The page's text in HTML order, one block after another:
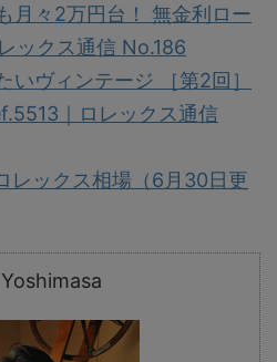
月々2万円台！ 無金利ロー
ックス通信 No.186
ヴィンテージ ［第2回］
｜ロレックス通信
レックス相場（6月30日更